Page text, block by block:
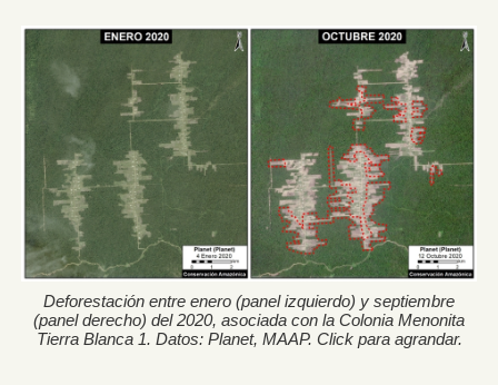
Deforestación entre enero (panel izquierdo) y septiembre
(panel derecho) del 2020, asociada con la Colonia Menonita
Tierra Blanca 1. Datos: Planet, MAAP. Click para agrandar.